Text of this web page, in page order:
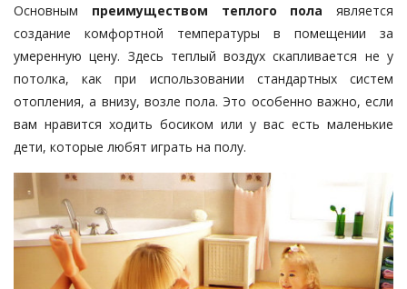
Основным преимуществом теплого пола является
создание комфортной температуры в помещении за
умеренную цену. Здесь теплый воздух скапливается не у
потолка, как при использовании стандартных систем
отопления, а внизу, возле пола. Это особенно важно, если
вам нравится ходить босиком или у вас есть маленькие
дети, которые любят играть на полу.